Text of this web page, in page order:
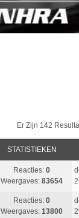
Er Zijn 142
STATISTIEKEN
Reacties:0
Weergaves:83654
Reacties:0
Weergaves:13800